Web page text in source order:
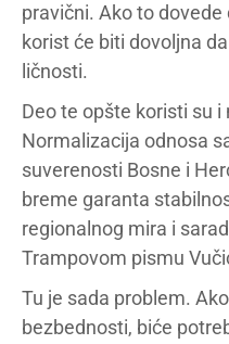
pravični. Ako to
korist će biti dovoljna
ličnosti.
Deo te opšte koristi su i
Normalizacija odnosa
suverenosti Bosne i
breme garanta
regionalnog mira i
Trampovom pismu
Tu je sada problem.
bezbednosti, biće